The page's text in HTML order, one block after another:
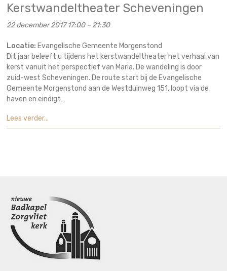
Kerstwandeltheater Scheveningen
22 december 2017 17:00– 21:30
Locatie: Evangelische Gemeente Morgenstond
Dit jaar beleeft u tijdens het kerstwandeltheater het verhaal van
kerst vanuit het perspectief van Maria. De wandeling is door
zuid-west Scheveningen. De route start bij de Evangelische
Gemeente Morgenstond aan de Westduinweg 151, loopt via de
haven en eindigt…
Lees verder...